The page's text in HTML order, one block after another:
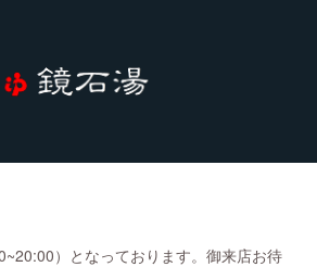
）となっております。御来店お待